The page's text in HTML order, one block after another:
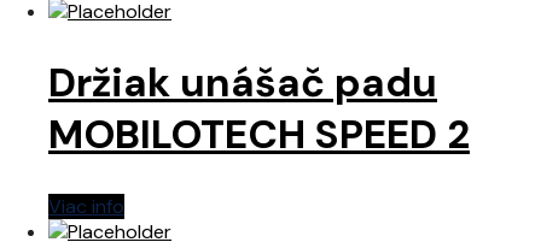
Držiak unášač padu
MOBILOTECH SPEED 2
Viac info